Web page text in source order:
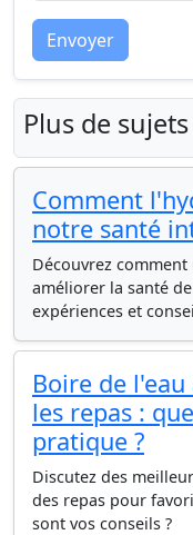
Envoyer
Plus de
Comment
notre santé
Découvrez
améliorer la santé
expériences et
Boire de
les repas :
pratique ?
Discutez des
des repas pour
sont vos conseils ?